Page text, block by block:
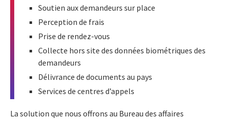
Soutien aux demandeurs sur place
Perception de frais
Prise de rendez-vous
Collecte hors site des données biométriques des
demandeurs
Délivrance de documents au pays
Services de centres d’appels
La solution que nous offrons au Bureau des affaires